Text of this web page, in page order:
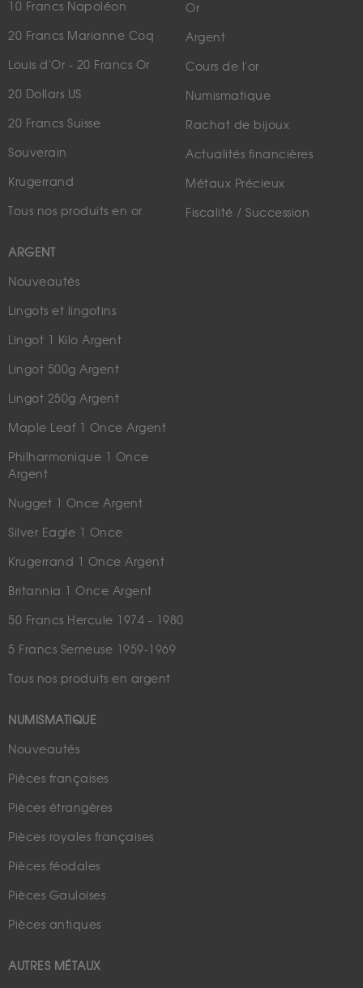
10 Francs Napoléon
20 Francs Marianne Coq
Louis d'Or - 20 Francs Or
20 Dollars US
20 Francs Suisse
Souverain
Krugerrand
Tous nos produits en or
ARGENT
Nouveautés
Lingots et lingotins
Lingot 1 Kilo Argent
Lingot 500g Argent
Lingot 250g Argent
Maple Leaf 1 Once Argent
Philharmonique 1 Once
Argent
Nugget 1 Once Argent
Silver Eagle 1 Once
Krugerrand 1 Once Argent
Britannia 1 Once Argent
50 Francs Hercule 1974 - 1980
5 Francs Semeuse 1959-1969
Tous nos produits en argent
NUMISMATIQUE
Nouveautés
Pièces françaises
Pièces étrangères
Pièces royales françaises
Pièces féodales
Pièces Gauloises
Pièces antiques
AUTRES MÉTAUX
Or
Argent
Cours de l'or
Numismatique
Rachat de bijoux
Actualités financières
Métaux Précieux
Fiscalité / Succession